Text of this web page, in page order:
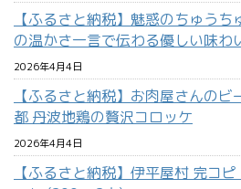
【ふるさと納税】魅惑のちゅう
の温かさ一言で伝わる優しい味わ
2026年4月4日
【ふるさと納税】お肉屋さんの
都 丹波地鶏の贅沢コロッケ
2026年4月4日
【ふるさと納税】伊平屋村 完コ